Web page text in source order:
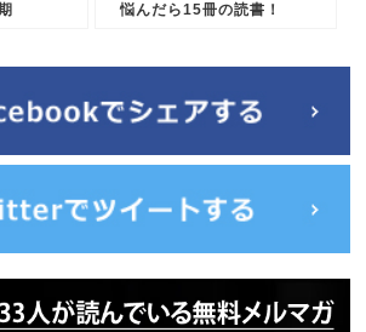
悩んだら15冊の読書！